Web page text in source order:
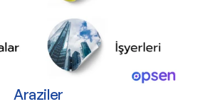
Araziler